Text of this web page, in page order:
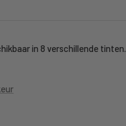
in 8 verschillende tinten.